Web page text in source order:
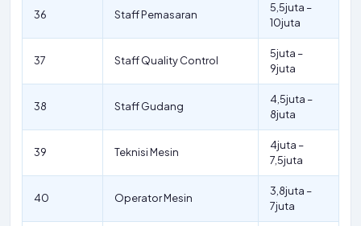
36 Staff Pemasaran
5,5juta –
10juta
37 Staff Quality Control
5juta –
9juta
38 Staff Gudang
4,5juta –
8juta
39 Teknisi Mesin
4juta –
7,5juta
40 Operator Mesin
3,8juta –
7juta